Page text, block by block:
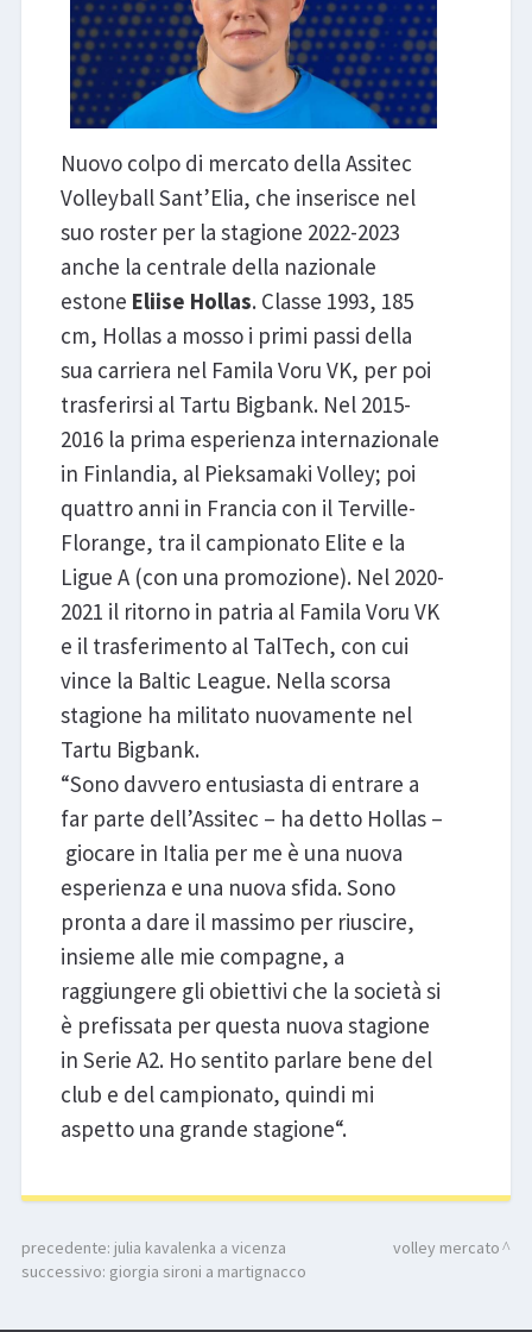
Nuovo colpo di mercato della Assitec
Volleyball Sant’Elia, che inserisce nel
suo roster per la stagione 2022-2023
anche la centrale della nazionale
estone Eliise Hollas. Classe 1993, 185
cm, Hollas a mosso i primi passi della
sua carriera nel Famila Voru VK, per poi
trasferirsi al Tartu Bigbank. Nel 2015-
2016 la prima esperienza internazionale
in Finlandia, al Pieksamaki Volley; poi
quattro anni in Francia con il Terville-
Florange, tra il campionato Elite e la
Ligue A (con una promozione). Nel 2020-
2021 il ritorno in patria al Famila Voru VK
e il trasferimento al TalTech, con cui
vince la Baltic League. Nella scorsa
stagione ha militato nuovamente nel
Tartu Bigbank.
“Sono davvero entusiasta di entrare a
far parte dell’Assitec – ha detto Hollas –
giocare in Italia per me è una nuova
esperienza e una nuova sfida. Sono
pronta a dare il massimo per riuscire,
insieme alle mie compagne, a
raggiungere gli obiettivi che la società si
è prefissata per questa nuova stagione
in Serie A2. Ho sentito parlare bene del
club e del campionato, quindi mi
aspetto una grande stagione“.
precedente: julia kavalenka a vicenza
successivo: giorgia sironi a martignacco
volley mercato